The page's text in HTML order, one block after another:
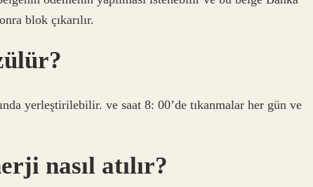
blok çıkarılır.
yerleştirilebilir. ve saat 8: 00’de tıkanmalar her gün ve
nasıl atılır?